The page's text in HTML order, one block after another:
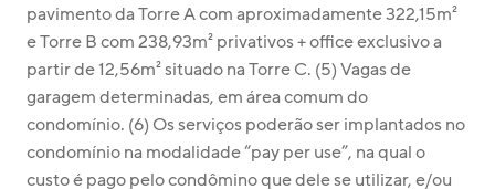
pavimento da Torre A com aproximadamente 322,15m²
e Torre B com 238,93m² privativos + office exclusivo a
partir de 12,56m² situado na Torre C. (5) Vagas de
garagem determinadas, em área comum do
condomínio. (6) Os serviços poderão ser implantados no
condomínio na modalidade “pay per use”, na qual o
custo é pago pelo condômino que dele se utilizar, e/ou